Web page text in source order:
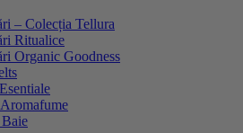
– Colecția Tellura
Ritualice
Organic Goodness
Baie